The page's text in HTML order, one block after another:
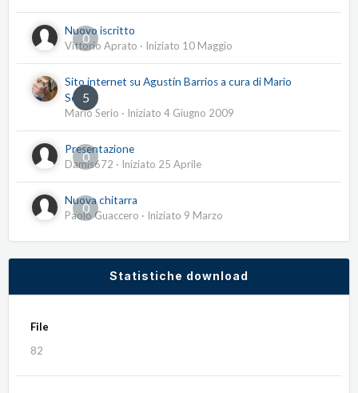
0
Nuovo iscritto
Vittorio Aprato · Iniziato 10 Maggio
5
Sito internet su Agustín Barrios a cura di Mario
Serio
Mario Serio · Iniziato 4 Giugno 2009
0
Presentazione
Damis672 · Iniziato 25 Aprile
0
Nuova chitarra
Paolo Guaccero · Iniziato 9 Marzo
Statistiche download
File
82